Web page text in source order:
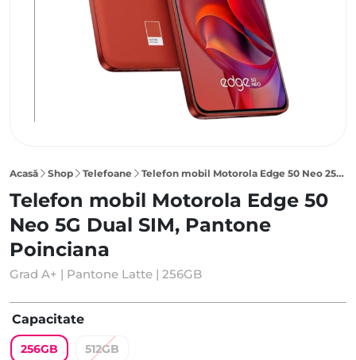
Acasă Shop Telefoane Telefon mobil Motorola Edge 50 Neo 256GB 5G Dual SIM, Pantone Poinciana
Telefon mobil Motorola Edge 50
Neo 5G Dual SIM, Pantone
Poinciana
Grad A+ | Pantone Latte | 256GB
Capacitate
256GB 512GB